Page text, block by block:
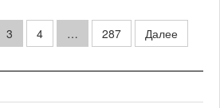
3 4 … 287 Далее